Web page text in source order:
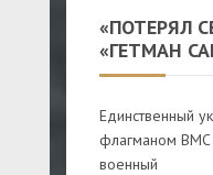
«ПОТЕРЯЛ
«ГЕТМАН
Единственный
флагманом ВМС
военный